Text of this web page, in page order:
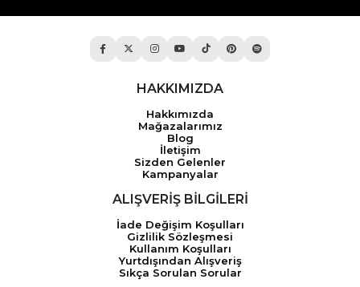
HAKKIMIZDA
Hakkımızda
Mağazalarımız
Blog
İletişim
Sizden Gelenler
Kampanyalar
ALIŞVERİŞ BİLGİLERİ
İade Değişim Koşulları
Gizlilik Sözleşmesi
Kullanım Koşulları
Yurtdışından Alışveriş
Sıkça Sorulan Sorular